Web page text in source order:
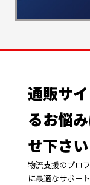
通販サ
るお悩
せ下さい
物流支援のプロ
に最適なサポー